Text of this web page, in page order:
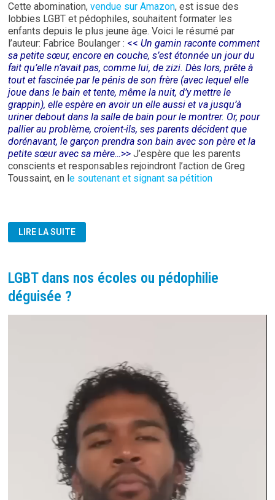
Cette abomination,vendue sur Amazon, est issue des
lobbies LGBT et pédophiles, souhaitent formater les
enfants depuis le plus jeune âge. Voici le résumé par
l’auteur: Fabrice Boulanger : << Un gamin raconte comment
sa petite sœur, encore en couche, s’est étonnée un jour du
fait qu’elle n’avait pas, comme lui, de zizi. Dès lors, prête à
tout et fascinée par le pénis de son frère (avec lequel elle
joue dans le bain et tente, même la nuit, d’y mettre le
grappin), elle espère en avoir un elle aussi et va jusqu’à
uriner debout dans la salle de bain pour le montrer. Or, pour
pallier au problème, croient-ils, ses parents décident que
dorénavant, le garçon prendra son bain avec son père et la
petite sœur avec sa mère…>> J’espère que les parents
conscients et responsables rejoindront l’action de Greg
Toussaint, en le soutenant et signant sa pétition
NOS
ENFANTS
AVEC
LES
LOBBIES
LGBT
LIRE LA SUITE
LGBT dans nos écoles ou pédophilie
déguisée ?